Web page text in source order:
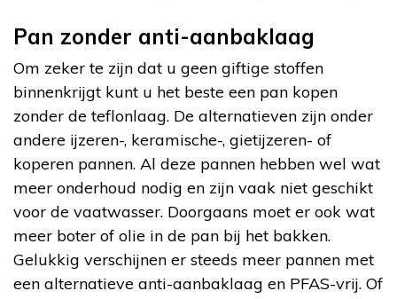
Pan zonder anti-aanbaklaag
Om zeker te zijn dat u geen giftige stoffen
binnenkrijgt kunt u het beste een pan kopen
zonder de teflonlaag. De alternatieven zijn onder
andere ijzeren-, keramische-, gietijzeren- of
koperen pannen. Al deze pannen hebben wel wat
meer onderhoud nodig en zijn vaak niet geschikt
voor de vaatwasser. Doorgaans moet er ook wat
meer boter of olie in de pan bij het bakken.
Gelukkig verschijnen er steeds meer pannen met
een alternatieve anti-aanbaklaag en PFAS-vrij. Of